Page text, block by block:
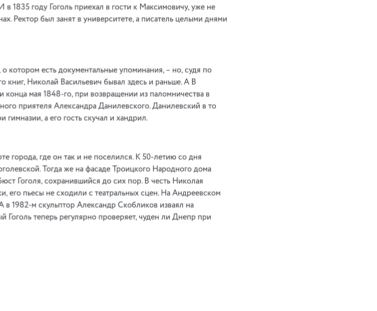
1835 году Гоголь приехал в гости к Максимовичу, уже не
Ректор был занят в университете, а писатель целыми днями
о котором есть документальные упоминания, – но, судя по
книг, Николай Васильевич бывал здесь и раньше. А В
мая 1848-го, при возвращении из паломничества в
приятеля Александра Данилевского. Данилевский в то
а его гость скучал и хандрил.
города, где он так и не поселился. К 50-летию со дня
Тогда же на фасаде Троицкого Народного дома
Гоголя, сохранившийся до сих пор. В честь Николая
его пьесы не сходили с театральных сцен. На Андреевском
в 1982-м скульптор Александр Скобликов изваял на
Гоголь теперь регулярно проверяет, чуден ли Днепр при